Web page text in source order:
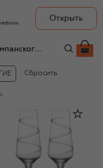
Открыть
Фужеры для шампанского Stefano Ricci
Сбросить